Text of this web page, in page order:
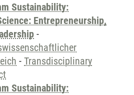
Sustainability:
Entrepreneurship,
-
- Transdisciplinary
Sustainability: